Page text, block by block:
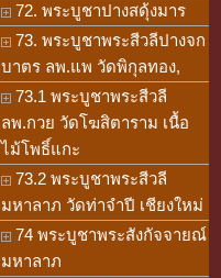
72. พระบูชาปางสดุ้งมาร
73. พระบูชาพระสีวลีปางจก
บาตร ลพ.แพ วัดพิกุลทอง,
73.1 พระบูชาพระสีวลี
ลพ.กวย วัดโฆสิตาราม เนื้อ
ไม้โพธิ์แกะ
73.2 พระบูชาพระสีวลี
มหาลาภ วัดท่าจำปี เชียงใหม่
74 พระบูชาพระสังกัจจายณ์
มหาลาภ